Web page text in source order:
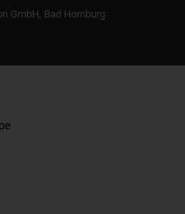
GmbH, Bad Homburg